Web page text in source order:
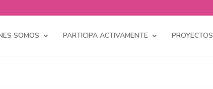
SOMOS PARTICIPA ACTIVAMENTE PROYECTOS